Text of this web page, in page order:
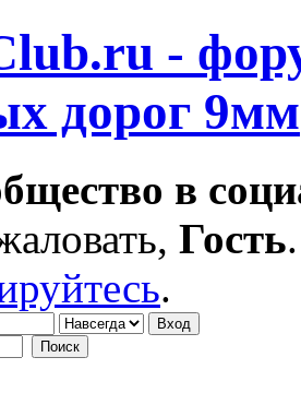
в
Гость
.